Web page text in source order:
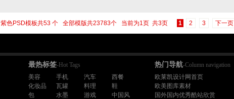
紫色PSD模板共53 个 全部模版共23783个 当前为1页 共3页 1 2 3 下一页
最热标签-Hot Tags
美容
手机 汽车
西餐
化妆品
瓦罐 料理
鞋
包
水墨 游戏
中国风
热门导航-Column navigation
欧莱凯设计网首页
欧美图库素材
国外国内优秀酷站欣赏